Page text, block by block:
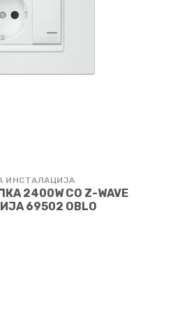
ИНСТАЛАЦИЈА
2400W СО Z-WAVE
69502 OBLO